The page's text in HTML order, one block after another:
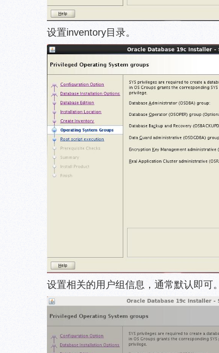
设置inventory目录。
设置相关的用户组信息，通常默认即可